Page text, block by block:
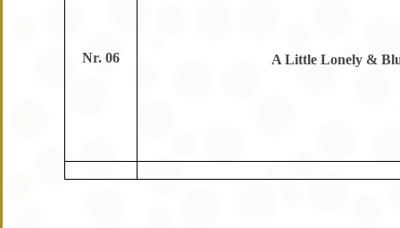
Nr. 06 A Little Lonely &